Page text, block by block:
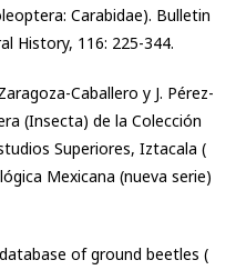
Carabidae). Bulletin
History, 116: 225-344.
Caballero y J. Pérez-
(Insecta) de la Colección
Superiores, Iztacala (
Mexicana (nueva serie)
of ground beetles (